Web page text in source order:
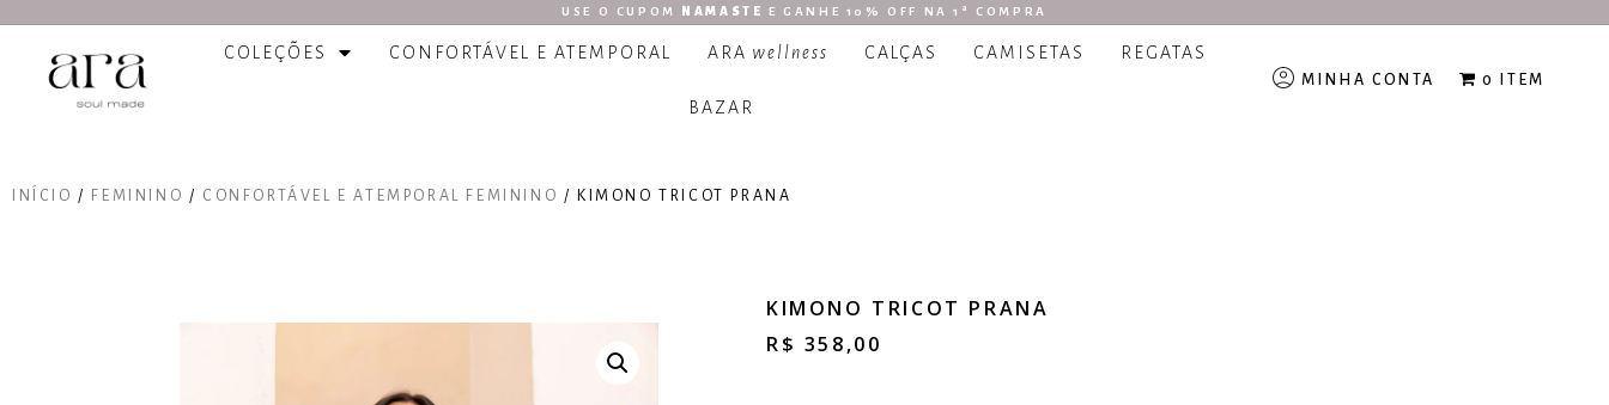
USE O CUPOM NAMASTE E GANHE 10% OFF NA 1ª COMPRA
COLEÇÕES CONFORTÁVEL E ATEMPORAL ARA wellness CALÇAS CAMISETAS REGATAS
BAZAR
MINHA CONTA 0 ITEM
INÍCIO / FEMININO / CONFORTÁVEL E ATEMPORAL FEMININO / KIMONO TRICOT PRANA
KIMONO TRICOT PRANA
R$ 358,00